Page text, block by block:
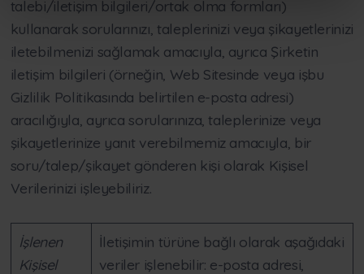
talebi/iletişim bilgileri/ortak olma formları)
kullanarak sorularınızı, taleplerinizi veya şikayetlerinizi
iletebilmenizi sağlamak amacıyla, ayrıca Şirketin
iletişim bilgileri (örneğin, Web Sitesinde veya işbu
Gizlilik Politikasında belirtilen e-posta adresi)
aracılığıyla, ayrıca sorularınıza, taleplerinize veya
şikayetlerinize yanıt verebilmemiz amacıyla, bir
soru/talep/şikayet gönderen kişi olarak Kişisel
Verilerinizi işleyebiliriz.
İşlenen
Kişisel
İletişimin türüne bağlı olarak aşağıdaki
veriler işlenebilir: e-posta adresi,